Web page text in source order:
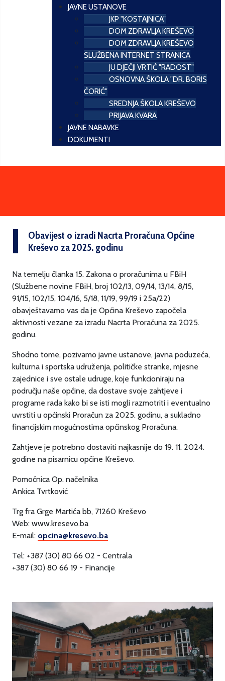
JAVNE USTANOVE
JKP "KOSTAJNICA"
DOM ZDRAVLJA KREŠEVO
DOM ZDRAVLJA KREŠEVO
SLUŽBENA INTERNET STRANICA
JU DJEČJI VRTIĆ "RADOST"
OSNOVNA ŠKOLA "DR. BORIS
ĆORIĆ"
SREDNJA ŠKOLA KREŠEVO
PRIJAVA KVARA
JAVNE NABAVKE
DOKUMENTI
Obavijest o izradi Nacrta Proračuna Općine
Kreševo za 2025. godinu
Na temelju članka 15. Zakona o proračunima u FBiH
(Službene novine FBiH, broj 102/13, 09/14, 13/14, 8/15,
91/15, 102/15, 104/16, 5/18, 11/19, 99/19 i 25a/22)
obavještavamo vas da je Općina Kreševo započela
aktivnosti vezane za izradu Nacrta Proračuna za 2025.
godinu.
Shodno tome, pozivamo javne ustanove, javna poduzeća,
kulturna i sportska udruženja, političke stranke, mjesne
zajednice i sve ostale udruge, koje funkcioniraju na
području naše općine, da dostave svoje zahtjeve i
programe rada kako bi se isti mogli razmotriti i eventualno
uvrstiti u općinski Proračun za 2025. godinu, a sukladno
financijskim mogućnostima općinskog Proračuna.
Zahtjeve je potrebno dostaviti najkasnije do 19. 11. 2024.
godine na pisarnicu općine Kreševo.
Pomoćnica Op. načelnika
Ankica Tvrtković
Trg fra Grge Martića bb, 71260 Kreševo
Web: www.kresevo.ba
E-mail: opcina@kresevo.ba
Tel: +387 (30) 80 66 02 - Centrala
+387 (30) 80 66 19 - Financije